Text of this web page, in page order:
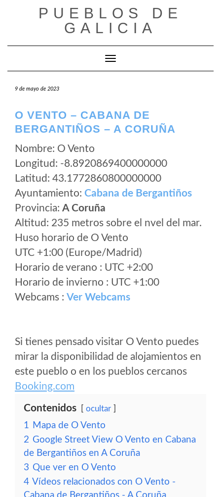
PUEBLOS DE
GALICIA
Cambiar modo de navegación
9 de mayo de 2023
O VENTO – CABANA DE
BERGANTIÑOS – A CORUÑA
Nombre: O Vento
Longitud: -8.8920869400000000
Latitud: 43.1772860800000000
Ayuntamiento: Cabana de Bergantiños
Provincia: A Coruña
Altitud: 235 metros sobre el nvel del mar.
Huso horario de O Vento
UTC +1:00 (Europe/Madrid)
Horario de verano : UTC +2:00
Horario de invierno : UTC +1:00
Webcams : Ver Webcams
Si tienes pensado visitar O Vento puedes
mirar la disponibilidad de alojamientos en
este pueblo o en los pueblos cercanos
Booking.com
Contenidos ocultar
1 Mapa de O Vento
2 Google Street View O Vento en Cabana
de Bergantiños en A Coruña
3 Que ver en O Vento
4 Vídeos relacionados con O Vento -